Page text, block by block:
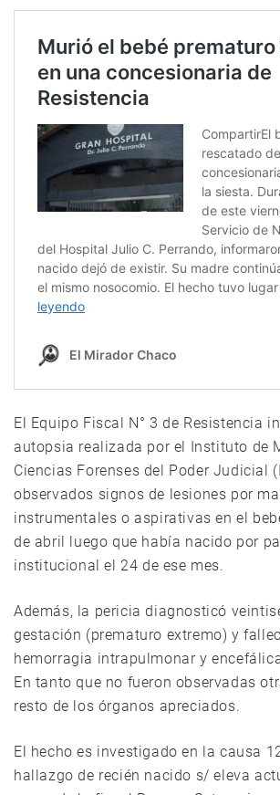
El Equipo Fiscal N° 3 de Resistencia
autopsia realizada por el Instituto de
Ciencias Forenses del Poder Judicial
observados signos de lesiones por
instrumentales o aspirativas en el
de abril luego que había nacido por
institucional el 24 de ese mes.
Además, la pericia diagnosticó
gestación (prematuro extremo) y
hemorragia intrapulmonar y
En tanto que no fueron observadas
resto de los órganos apreciados.
El hecho es investigado en la causa
hallazgo de recién nacido s/ eleva